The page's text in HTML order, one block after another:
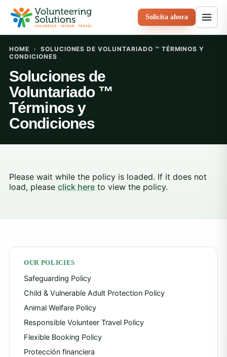
Solicita ahora
HOME ›
SOLUCIONES DE VOLUNTARIADO ™ TÉRMINOS Y
CONDICIONES
Soluciones de
Voluntariado ™
Términos y
Condiciones
Please wait while the policy is loaded. If it does not
load, please click here to view the policy.
OUR POLICIES
Safeguarding Policy
Child & Vulnerable Adult Protection Policy
Animal Welfare Policy
Responsible Volunteer Travel Policy
Flexible Booking Policy
Protección financiera